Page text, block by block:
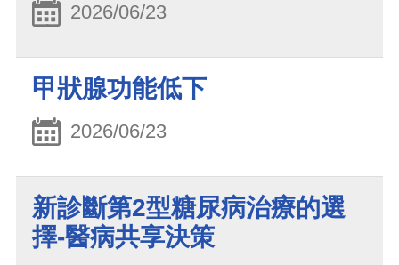
2026/06/23
甲狀腺功能低下
2026/06/23
新診斷第2型糖尿病治療的選
擇-醫病共享決策